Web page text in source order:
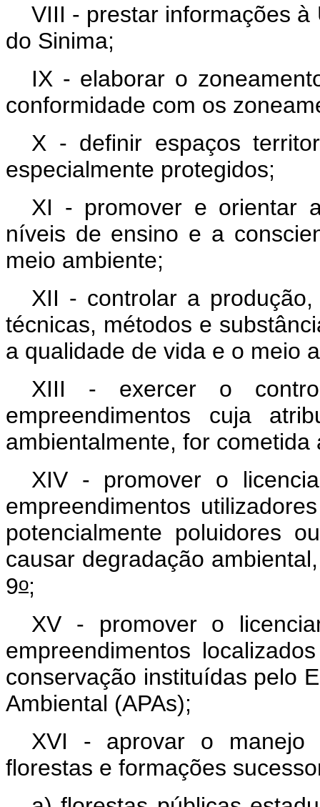
VIII - prestar informações
do Sinima;
IX - elaborar o
conformidade com os
X - definir espaços
especialmente protegidos;
XI - promover e orientar
níveis de ensino e a
meio ambiente;
XII - controlar a
técnicas, métodos e
a qualidade de vida e o meio
XIII - exercer o
empreendimentos cuja
ambientalmente, for
XIV - promover o
empreendimentos
potencialmente poluidores
causar degradação
9o;
XV - promover o
empreendimentos
conservação instituídas pelo
Ambiental (APAs);
XVI - aprovar o manejo
florestas e formações